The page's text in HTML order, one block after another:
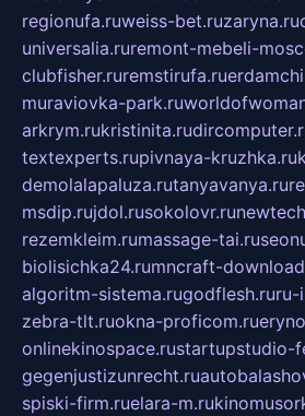
regionufa.ruweiss-bet.ruzaryna.ru
universalia.ruremont-mebeli-
clubfisher.ruremstirufa.ru
muraviovka-park.ru
arkrym.rukristinita.ru
textexperts.rupivnaya-kruzhka.ru
demolalapaluza.rutanyavanya.ru
msdip.rujdol.rusokolovr.ru
rezemkleim.rumassage-tai.ru
biolisichka24.rumncraft-
algoritm-sistema.rugodflesh.ruru-
zebra-tlt.ruokna-proficom.ru
onlinekinospace.rustartupstudio-
gegenjustizunrecht.ru
spiski-firm.ruelara-m.ru